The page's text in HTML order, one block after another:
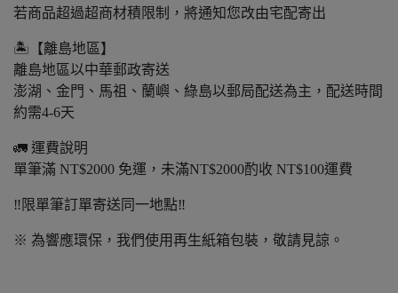
若商品超過超商材積限制，將通知您改由宅配寄出
🏝️【離島地區】
離島地區以中華郵政寄送
澎湖、金門、馬祖、蘭嶼、綠島以郵局配送為主，配送時間
約需4-6天
🚛 運費說明
單筆滿 NT$2000 免運，未滿NT$2000酌收 NT$100運費
‼️限單筆訂單寄送同一地點‼️
※ 為響應環保，我們使用再生紙箱包裝，敬請見諒。